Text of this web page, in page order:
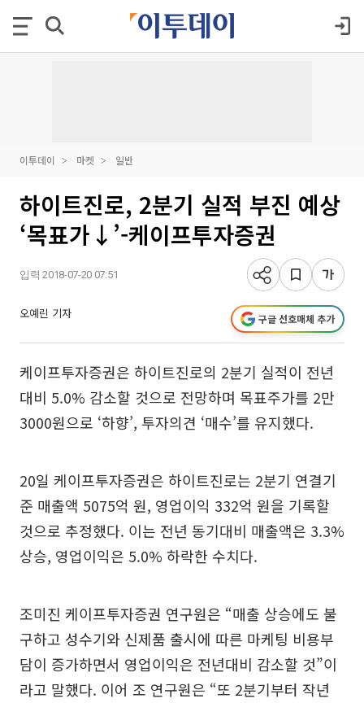
이투데이 마켓 일반
하이트진로, 2분기 실적 부진 예상
‘목표가↓’-케이프투자증권
입력 2018-07-20 07:51
오예린 기자 구글 선호매체 추가
케이프투자증권은 하이트진로의 2분기 실적이 전년
대비 5.0% 감소할 것으로 전망하며 목표주가를 2만
3000원으로 ‘하향’, 투자의견 ‘매수’를 유지했다.
20일 케이프투자증권은 하이트진로는 2분기 연결기
준 매출액 5075억 원, 영업이익 332억 원을 기록할
것으로 추정했다. 이는 전년 동기대비 매출액은 3.3%
상승, 영업이익은 5.0% 하락한 수치다.
조미진 케이프투자증권 연구원은 “매출 상승에도 불
구하고 성수기와 신제품 출시에 따른 마케팅 비용부
담이 증가하면서 영업이익은 전년대비 감소할 것”이
라고 말했다. 이어 조 연구원은 “또 2분기부터 작년